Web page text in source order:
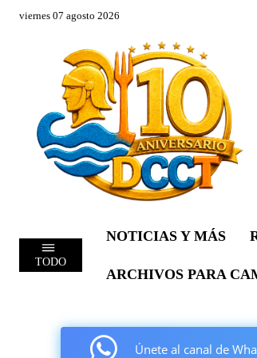
viernes 07 agosto 2026
TODO
NOTICIAS Y MÁS
ARCHIVOS PARA
Únete al canal de